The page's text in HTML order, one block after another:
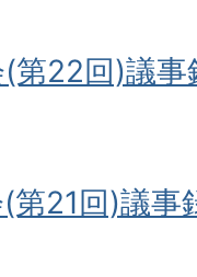
第22回)議
第21回)議事